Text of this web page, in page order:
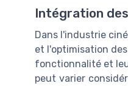
Intégration
Dans l'industrie
et l'optimisation
fonctionnalité et
peut varier